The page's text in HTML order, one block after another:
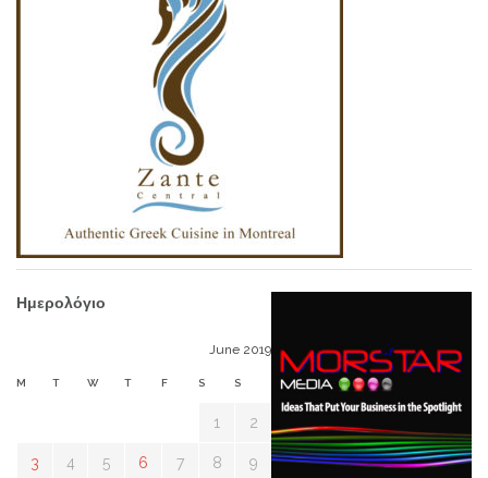
Ημερολόγιο
June 2019
M T W T F S S
1 2
3 4 5 6 7 8 9